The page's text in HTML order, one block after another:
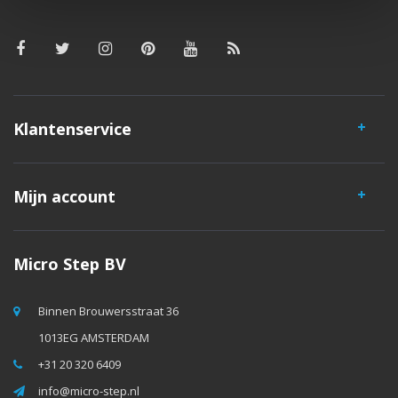
Klantenservice
Mijn account
Micro Step BV
Binnen Brouwersstraat 36
1013EG AMSTERDAM
+31 20 320 6409
info@micro-step.nl